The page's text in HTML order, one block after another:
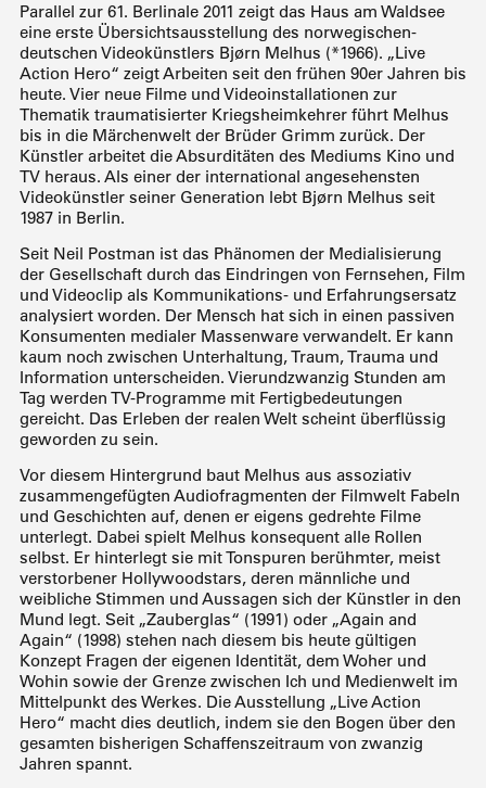
Parallel zur 61. Berlinale 2011 zeigt das Haus am Waldsee
eine erste Übersichtsausstellung des norwegischen-
deutschen Videokünstlers Bjørn Melhus (*1966). „Live
Action Hero“ zeigt Arbeiten seit den frühen 90er Jahren bis
heute. Vier neue Filme und Videoinstallationen zur
Thematik traumatisierter Kriegsheimkehrer führt Melhus
bis in die Märchenwelt der Brüder Grimm zurück. Der
Künstler arbeitet die Absurditäten des Mediums Kino und
TV heraus. Als einer der international angesehensten
Videokünstler seiner Generation lebt Bjørn Melhus seit
1987 in Berlin.
Seit Neil Postman ist das Phänomen der Medialisierung
der Gesellschaft durch das Eindringen von Fernsehen, Film
und Videoclip als Kommunikations- und Erfahrungsersatz
analysiert worden. Der Mensch hat sich in einen passiven
Konsumenten medialer Massenware verwandelt. Er kann
kaum noch zwischen Unterhaltung, Traum, Trauma und
Information unterscheiden. Vierundzwanzig Stunden am
Tag werden TV-Programme mit Fertigbedeutungen
gereicht. Das Erleben der realen Welt scheint überflüssig
geworden zu sein.
Vor diesem Hintergrund baut Melhus aus assoziativ
zusammengefügten Audiofragmenten der Filmwelt Fabeln
und Geschichten auf, denen er eigens gedrehte Filme
unterlegt. Dabei spielt Melhus konsequent alle Rollen
selbst. Er hinterlegt sie mit Tonspuren berühmter, meist
verstorbener Hollywoodstars, deren männliche und
weibliche Stimmen und Aussagen sich der Künstler in den
Mund legt. Seit „Zauberglas“ (1991) oder „Again and
Again“ (1998) stehen nach diesem bis heute gültigen
Konzept Fragen der eigenen Identität, dem Woher und
Wohin sowie der Grenze zwischen Ich und Medienwelt im
Mittelpunkt des Werkes. Die Ausstellung „Live Action
Hero“ macht dies deutlich, indem sie den Bogen über den
gesamten bisherigen Schaffenszeitraum von zwanzig
Jahren spannt.